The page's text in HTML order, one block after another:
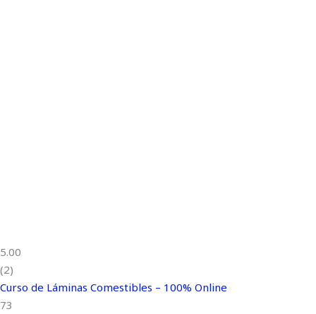
5.00
(2)
Curso de Láminas Comestibles – 100% Online
73